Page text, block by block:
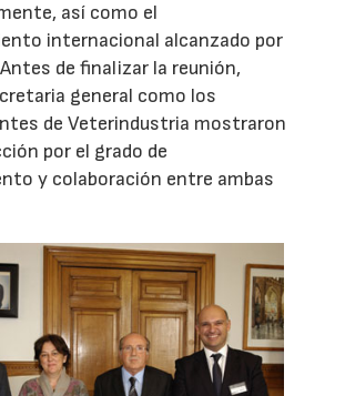
así como el
internacional alcanzado por
de finalizar la reunión,
general como los
de Veterindustria mostraron
por el grado de
y colaboración entre ambas